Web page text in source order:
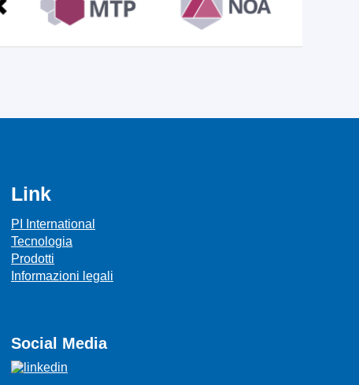
Link
PI International
Tecnologia
Prodotti
Informazioni legali
Social Media